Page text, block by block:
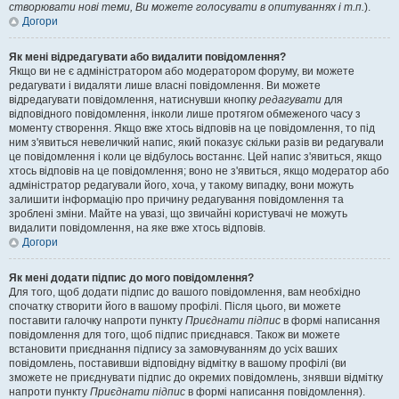
створювати нові теми, Ви можете голосувати в опитуваннях і т.п.).
Догори
Як мені відредагувати або видалити повідомлення?
Якщо ви не є адміністратором або модератором форуму, ви можете
редагувати і видаляти лише власні повідомлення. Ви можете
відредагувати повідомлення, натиснувши кнопку редагувати для
відповідного повідомлення, інколи лише протягом обмеженого часу з
моменту створення. Якщо вже хтось відповів на це повідомлення, то під
ним з'явиться невеличкий напис, який показує скільки разів ви редагували
це повідомлення і коли це відбулось востаннє. Цей напис з'явиться, якщо
хтось відповів на це повідомлення; воно не з'явиться, якщо модератор або
адміністратор редагували його, хоча, у такому випадку, вони можуть
залишити інформацію про причину редагування повідомлення та
зроблені зміни. Майте на увазі, що звичайні користувачі не можуть
видалити повідомлення, на яке вже хтось відповів.
Догори
Як мені додати підпис до мого повідомлення?
Для того, щоб додати підпис до вашого повідомлення, вам необхідно
спочатку створити його в вашому профілі. Після цього, ви можете
поставити галочку напроти пункту Приєднати підпис в формі написання
повідомлення для того, щоб підпис приєднався. Також ви можете
встановити приєднання підпису за замовчуванням до усіх ваших
повідомлень, поставивши відповідну відмітку в вашому профілі (ви
зможете не приєднувати підпис до окремих повідомлень, знявши відмітку
напроти пункту Приєднати підпис в формі написання повідомлення).